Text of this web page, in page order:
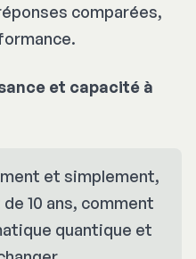
comparées,
et capacité à
et simplement,
10 ans, comment
quantique et